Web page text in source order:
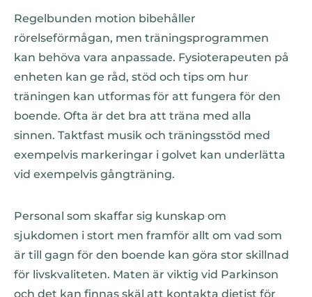
Regelbunden motion bibehåller
rörelseförmågan, men träningsprogrammen
kan behöva vara anpassade. Fysioterapeuten på
enheten kan ge råd, stöd och tips om hur
träningen kan utformas för att fungera för den
boende. Ofta är det bra att träna med alla
sinnen. Taktfast musik och träningsstöd med
exempelvis markeringar i golvet kan underlätta
vid exempelvis gångträning.
Personal som skaffar sig kunskap om
sjukdomen i stort men framför allt om vad som
är till gagn för den boende kan göra stor skillnad
för livskvaliteten. Maten är viktig vid Parkinson
och det kan finnas skäl att kontakta dietist för